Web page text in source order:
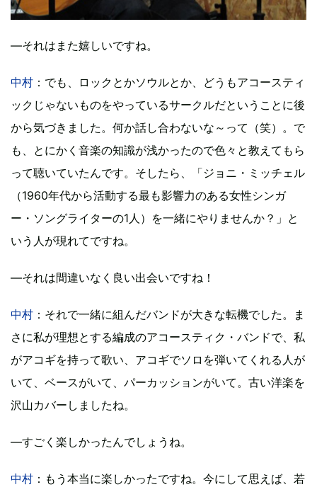
―それはまた嬉しいですね。
中村 ：でも、ロックとかソウルとか、どうもアコースティ
ックじゃないものをやっているサークルだということに後
から気づきました。何か話し合わないな～って（笑）。で
も、とにかく音楽の知識が浅かったので色々と教えてもら
って聴いていたんです。そしたら、「ジョニ・ミッチェル
（1960年代から活動する最も影響力のある女性シンガ
ー・ソングライターの1人）を一緒にやりませんか？」と
いう人が現れてですね。
―それは間違いなく良い出会いですね！
中村 ：それで一緒に組んだバンドが大きな転機でした。ま
さに私が理想とする編成のアコースティク・バンドで、私
がアコギを持って歌い、アコギでソロを弾いてくれる人が
いて、ベースがいて、パーカッションがいて。古い洋楽を
沢山カバーしましたね。
―すごく楽しかったんでしょうね。
中村 ：もう本当に楽しかったですね。今にして思えば、若